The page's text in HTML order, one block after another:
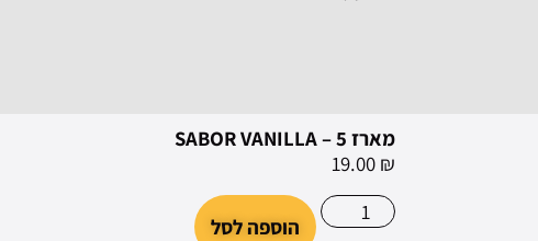
מארז 5 – SABOR VANILLA
19.00 ₪
הוספה לסל